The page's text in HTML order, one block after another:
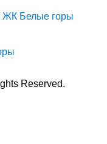
ЖК Белые горы
Reserved.